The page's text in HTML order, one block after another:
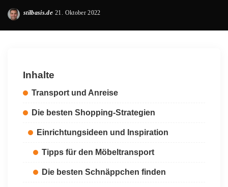
Posted
stilbasis.de 21. Oktober 2022
Inhalte
Transport und Anreise
Die besten Shopping-Strategien
Einrichtungsideen und Inspiration
Tipps für den Möbeltransport
Die besten Schnäppchen finden